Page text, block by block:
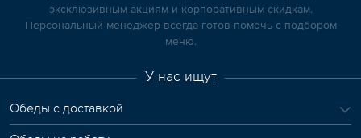
эксклюзивным акциям и корпоративным скидкам.
Персональный менеджер всегда готов помочь с подбором
меню.
У нас ищут
Обеды с доставкой